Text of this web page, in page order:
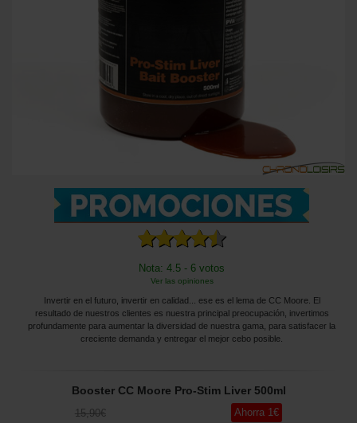
Nota: 4.5 - 6 votos
Ver las opiniones
Invertir en el futuro, invertir en calidad... ese es el lema de CC Moore. El
resultado de nuestros clientes es nuestra principal preocupación, invertimos
profundamente para aumentar la diversidad de nuestra gama, para satisfacer la
creciente demanda y entregar el mejor cebo posible.
Booster CC Moore Pro-Stim Liver 500ml
15,90€ Ahorra 1€